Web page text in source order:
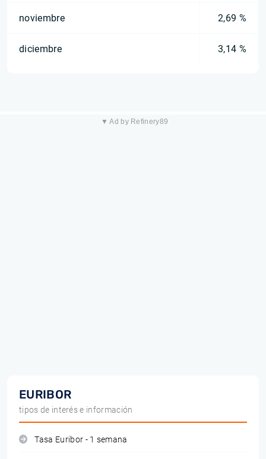
noviembre 2,69 %
diciembre 3,14 %
▼ Ad by Refinery89
EURIBOR
tipos de interés e información
Tasa Euribor - 1 semana